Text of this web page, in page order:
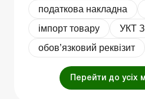
податкова накладна
імпорт товару
УКТ
обов’язковий реквізит
Перейти до усіх